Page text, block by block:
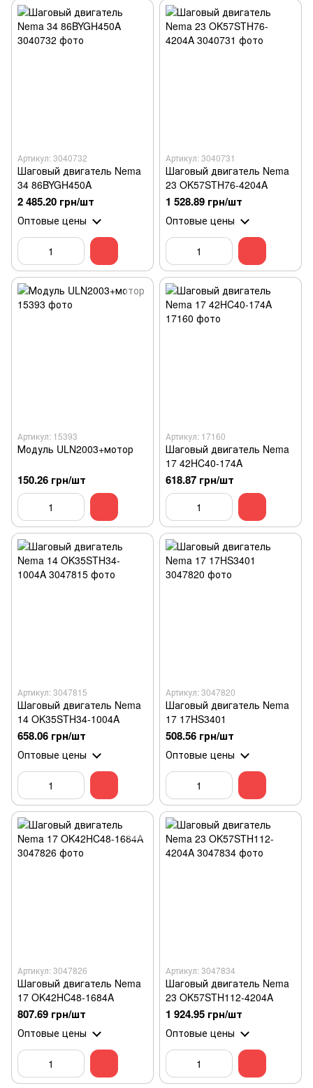
Артикул: 3040732
Шаговый двигатель Nema
34 86BYGH450A
2 485.20 грн/шт
Оптовые цены
Артикул: 3040731
Шаговый двигатель Nema
23 OK57STH76-4204A
1 528.89 грн/шт
Оптовые цены
Артикул: 15393
Модуль ULN2003+мотор
150.26 грн/шт
Артикул: 17160
Шаговый двигатель Nema
17 42HC40-174A
618.87 грн/шт
Артикул: 3047815
Шаговый двигатель Nema
14 OK35STH34-1004A
658.06 грн/шт
Оптовые цены
Артикул: 3047820
Шаговый двигатель Nema
17 17HS3401
508.56 грн/шт
Оптовые цены
Артикул: 3047826
Шаговый двигатель Nema
17 OK42HC48-1684A
807.69 грн/шт
Оптовые цены
Артикул: 3047834
Шаговый двигатель Nema
23 OK57STH112-4204A
1 924.95 грн/шт
Оптовые цены